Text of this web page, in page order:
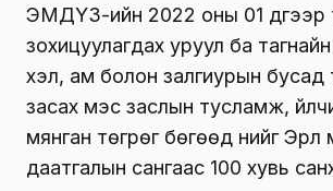
ЭМДҮЗ-ийн 2022 оны 01 дүгээр
зохицуулагдах уруул ба
хэл, ам болон залгиурын бусад
засах мэс заслын тусламж,
мянган төгрөг бөгөөд үүнийг
даатгалын сангаас 100 хувь